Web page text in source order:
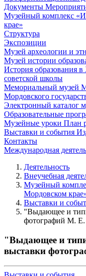
Документы
Музейный комплекс
крае»
Структура
Экспозиции
Музей археологии и
Музей истории
История образования
советской школы
Мемориальный музей
Мордовского
Электронный каталог
Образовательные
Музейные уроки План
Выставки и события
Контакты
Международная
Деятельность
Внеучебная
Музейный
Мордовском
Выставки и
"Выдающее и
фотографий М. Е.
"Выдающее и
выставки